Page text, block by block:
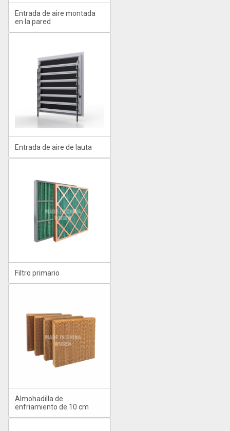
Entrada de aire montada
en la pared
Entrada de aire de lauta
Filtro primario
Almohadilla de
enfriamiento de 10 cm